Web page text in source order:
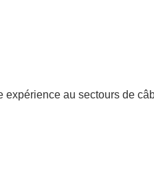
expérience au sectours de